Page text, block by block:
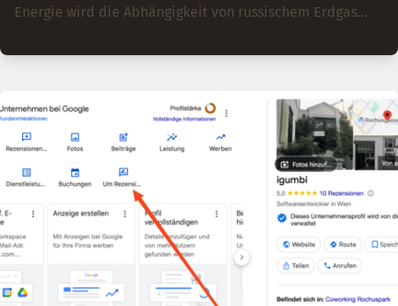
Energie wird die Abhängigkeit von russischem Erdgas
desto weniger muss zum jeweiligen Zeitpunkt durch
produziert werden. Das spart Gas und wirkt
preisdämpfend auf den Strompreis, weil die extrem
hohen Preise im Merit-Order-System gar nicht erreicht
werden. CO2-Emissionen werden ebenfalls reduziert,
weil weniger fossile Brennstoffe verfeuert werden.